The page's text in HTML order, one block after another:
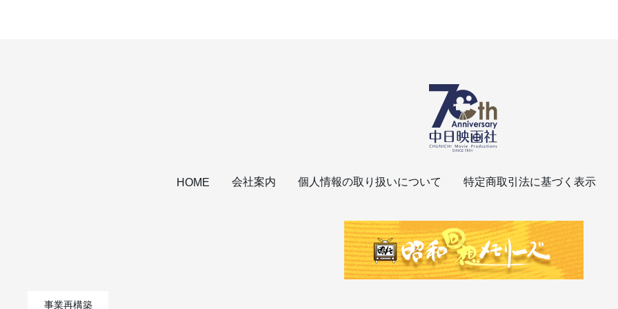
HOME 会社案内 個人情報の取り扱いについて 特定商取引法に基づく表示
事業再構築